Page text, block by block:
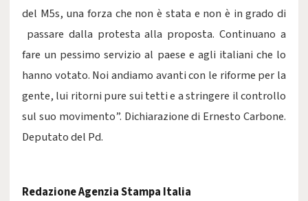
del M5s, una forza che non è stata e non è in grado di
passare dalla protesta alla proposta. Continuano a
fare un pessimo servizio al paese e agli italiani che lo
hanno votato. Noi andiamo avanti con le riforme per la
gente, lui ritorni pure sui tetti e a stringere il controllo
sul suo movimento”. Dichiarazione di Ernesto Carbone.
Deputato del Pd.
Redazione Agenzia Stampa Italia